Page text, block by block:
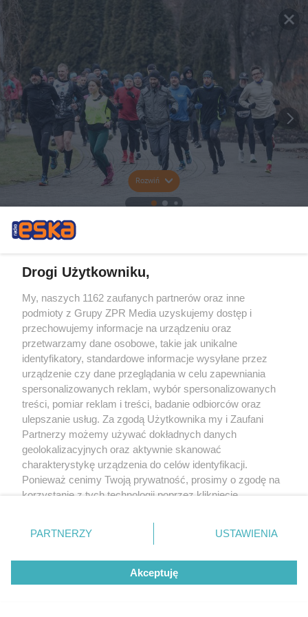
Rozwiń
Drogi Użytkowniku,
My, naszych 1162 zaufanych partnerów oraz inne
podmioty z Grupy ZPR Media uzyskujemy dostęp i
przechowujemy informacje na urządzeniu oraz
przetwarzamy dane osobowe, takie jak unikalne
identyfikatory, standardowe informacje wysyłane przez
urządzenie czy dane przeglądania w celu zapewniania
spersonalizowanych reklam, wybór spersonalizowanych
treści, pomiar reklam i treści, badanie odbiorców oraz
ulepszanie usług. Za zgodą Użytkownika my i Zaufani
Partnerzy możemy używać dokładnych danych
geolokalizacyjnych oraz aktywnie skanować
charakterystykę urządzenia do celów identyfikacji.
Ponieważ cenimy Twoją prywatność, prosimy o zgodę na
korzystanie z tych technologii poprzez kliknięcie
zmienić/wycofać klikając przycisk ustawień prywatności
znajdujący się w lewym dolnym rogu strony
rodzaje przetwarzania danych nie wymagają zgody
użytkownika, ale masz prawo sprzeciwić się takiemu
przetwarzaniu. Preferencje będą miały zastosowanie tylko
PARTNERZY USTAWIENIA
Akceptuję